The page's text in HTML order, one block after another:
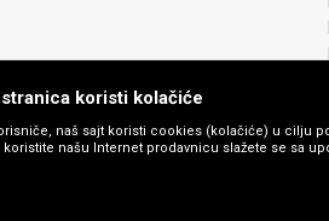
stranica koristi kolačiće
naš sajt koristi cookies (kolačiće) u cilju
našu Internet prodavnicu slažete se sa